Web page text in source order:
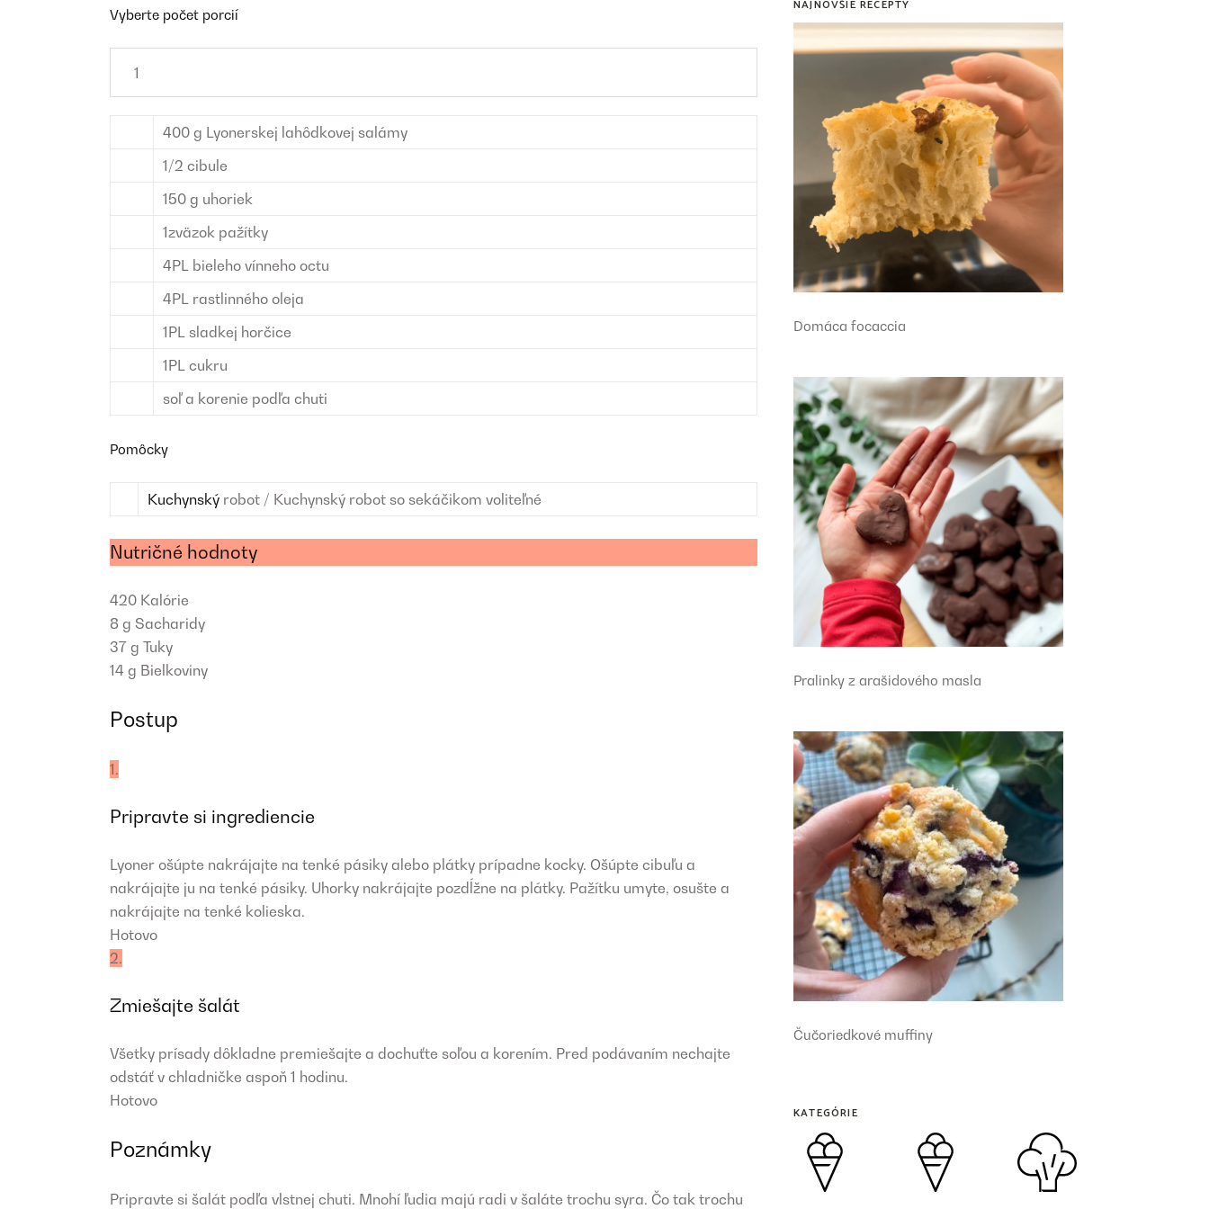
Vyberte počet porcií
400 g Lyonerskej lahôdkovej salámy
1/2 cibule
150 g uhoriek
1zväzok pažítky
4PL bieleho vínneho octu
4PL rastlinného oleja
1PL sladkej horčice
1PL cukru
soľ a korenie podľa chuti
Pomôcky
Kuchynský robot / Kuchynský robot so sekáčikom voliteľné
Nutričné hodnoty
420 Kalórie
8 g Sacharidy
37 g Tuky
14 g Bielkoviny
Postup
1.
Pripravte si ingrediencie
Lyoner ošúpte nakrájajte na tenké pásiky alebo plátky prípadne kocky. Ošúpte cibuľu a
nakrájajte ju na tenké pásiky. Uhorky nakrájajte pozdĺžne na plátky. Pažítku umyte, osušte a
nakrájajte na tenké kolieska.
Hotovo
2.
Zmiešajte šalát
Všetky prísady dôkladne premiešajte a dochuťte soľou a korením. Pred podávaním nechajte
odstáť v chladničke aspoň 1 hodinu.
Hotovo
Poznámky
Pripravte si šalát podľa vlstnej chuti. Mnohí ľudia majú radi v šaláte trochu syra. Čo tak trochu
NAJNOVŠIE RECEPTY
Domáca focaccia
Pralinky z arašidového masla
Čučoriedkové muffiny
KATEGÓRIE